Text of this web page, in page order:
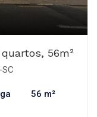
56m²
56 m²